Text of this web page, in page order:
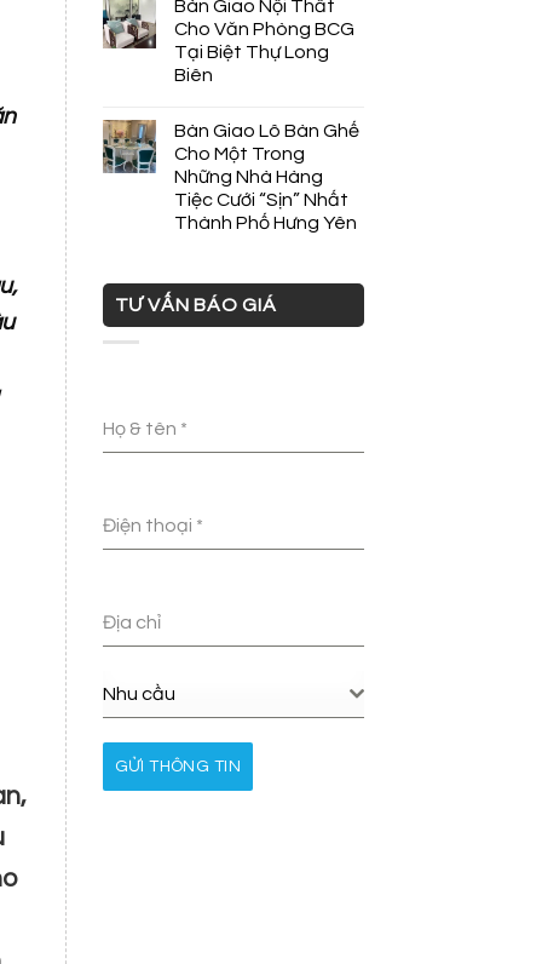
Bàn Giao Nội Thất
Cho Văn Phòng BCG
Tại Biệt Thự Long
Biên
Bàn Giao Lô Bàn Ghế
Cho Một Trong
Những Nhà Hàng
Tiệc Cưới “Sịn” Nhất
Thành Phố Hưng Yên
TƯ VẤN BÁO GIÁ
Họ & tên *
Điện thoại *
Địa chỉ
Nhu cầu
GỬI THÔNG TIN